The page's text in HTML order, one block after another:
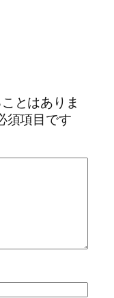
とはありま
須項目です